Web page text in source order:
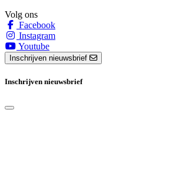
Volg ons
Facebook
Instagram
Youtube
Inschrijven nieuwsbrief
Inschrijven nieuwsbrief